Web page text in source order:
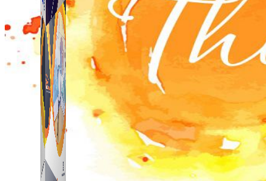
Simple Tikdown
Công cụ giúp bạn tải video Tiktok không có logo
nhanh chóng.